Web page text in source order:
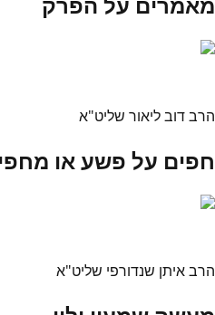
הרב דוב ליאור שליט"א
חפים על פשע או
הרב איתן שנדורפי שליט"א